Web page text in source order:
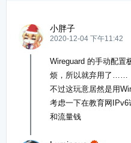
小胖子
2020-12-04 下午11:42
Wireguard 的手动配置
烦，所以就弃用了……
不过这玩意居然是用
考虑一下在教育网
和流量钱